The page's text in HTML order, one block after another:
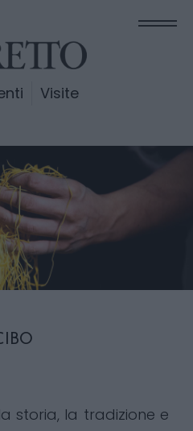
Visite
storia, la tradizione e